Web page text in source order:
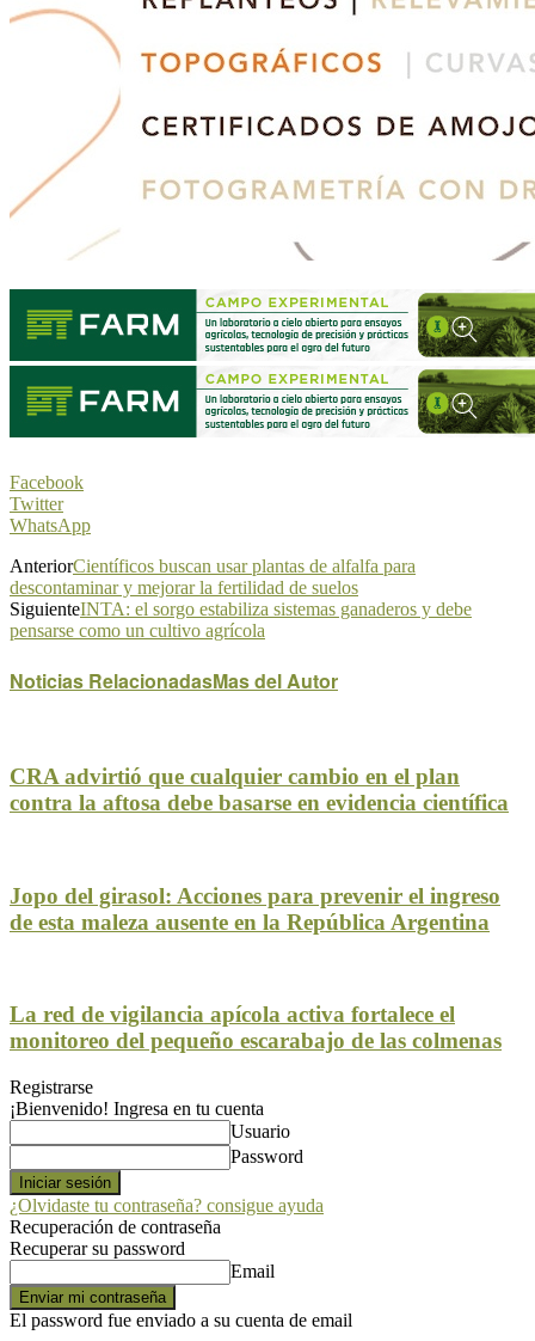
Facebook
Twitter
WhatsApp
AnteriorCientíficos buscan usar plantas de alfalfa para
descontaminar y mejorar la fertilidad de suelos
SiguienteINTA: el sorgo estabiliza sistemas ganaderos y debe
pensarse como un cultivo agrícola
Noticias RelacionadasMas del Autor
CRA advirtió que cualquier cambio en el plan
contra la aftosa debe basarse en evidencia científica
Jopo del girasol: Acciones para prevenir el ingreso
de esta maleza ausente en la República Argentina
La red de vigilancia apícola activa fortalece el
monitoreo del pequeño escarabajo de las colmenas
Registrarse
¡Bienvenido! Ingresa en tu cuenta
Usuario
Password
¿Olvidaste tu contraseña? consigue ayuda
Recuperación de contraseña
Recuperar su password
Email
El password fue enviado a su cuenta de email